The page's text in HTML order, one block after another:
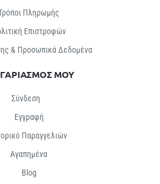
Πληρωμής
Επιστροφών
& Προσωπικά Δεδομένα
ΜΟΥ
Σύνδεση
Εγγραφή
Παραγγελιών
Αγαπημένα
Βlog